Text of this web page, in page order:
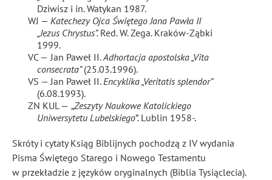
Dziwisz i in. Watykan 1987.
WJ — Katechezy Ojca Świętego Jana Pawła II
„Jezus Chrystus”. Red. W. Zega. Kraków-Ząbki
1999.
VC — Jan Paweł II.Adhortacja apostolska „Vita
consecrata”(25.03.1996).
VS — Jan Paweł II.Encyklika „Veritatis splendor”
(6.08.1993).
ZN KUL — „Zeszyty Naukowe Katolickiego
Uniwersytetu Lubelskiego”. Lublin 1958-.
Skróty i cytaty Ksiąg Biblijnych pochodzą z IV wydania
Pisma Świętego Starego i Nowego Testamentu
w przekładzie z języków oryginalnych (Biblia Tysiąclecia).